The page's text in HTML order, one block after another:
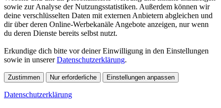
sowie zur Analyse der Nutzungsstatistiken. Außerdem können wir
deine verschlüsselten Daten mit externen Anbietern abgleichen und
dir über deren Online-Werbekanäle Angebote anzeigen, nur wenn
du deren Dienste bereits selbst nutzt.
Erkundige dich bitte vor deiner Einwilligung in den Einstellungen
sowie in unsererDatenschutzerklärung.
Zustimmen Nur erforderliche Einstellungen anpassen
Datenschutzerklärung